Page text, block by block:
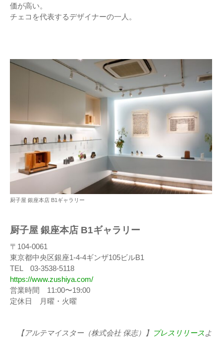
価が高い。
チェコを代表するデザイナーの一人。
厨子屋 銀座本店 B1ギャラリー
厨子屋 銀座本店 B1ギャラリー
〒104-0061
東京都中央区銀座1-4-4ギンザ105ビルB1
TEL 03-3538-5118
https://www.zushiya.com/
営業時間 11:00〜19:00
定休日 月曜・火曜
【アルテマイスター（株式会社 保志）】 プレスリリースよ